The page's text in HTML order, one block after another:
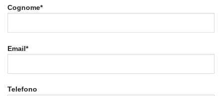
Cognome*
Email*
Telefono